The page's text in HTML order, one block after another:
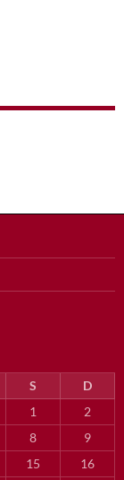
S
D
1
2
8
9
15 16